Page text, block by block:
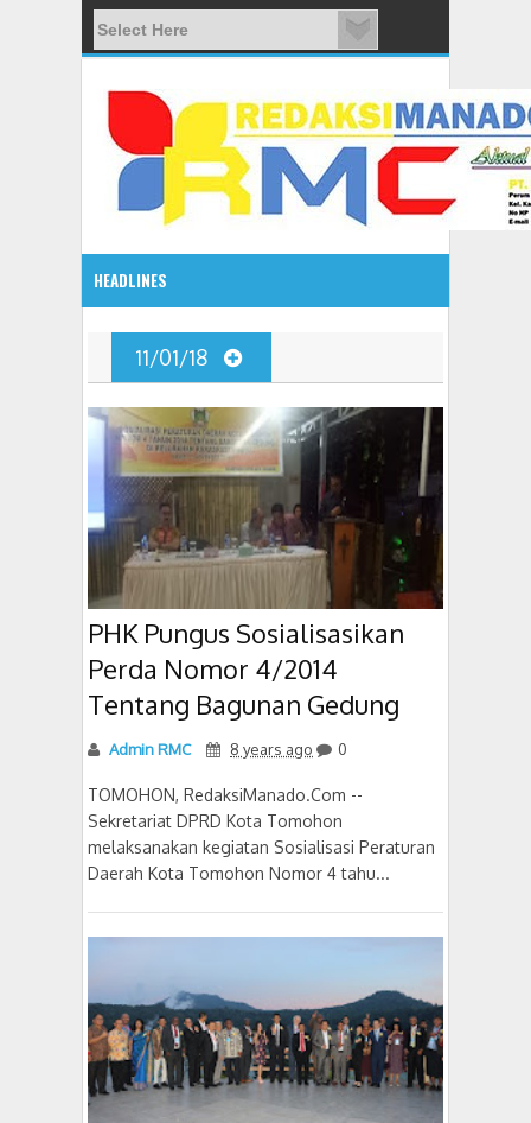
HEADLINES
08:03 AM
ADVETORIAL JONRU GANTIKAN MONO PIMPIN DPRD
11/01/18
PHK Pungus Sosialisasikan
Perda Nomor 4/2014
Tentang Bagunan Gedung
Admin RMC 8 years ago 0
TOMOHON, RedaksiManado.Com --
Sekretariat DPRD Kota Tomohon
melaksanakan kegiatan Sosialisasi Peraturan
Daerah Kota Tomohon Nomor 4 tahu...